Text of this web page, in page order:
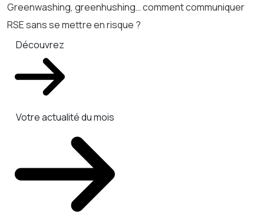
Greenwashing, greenhushing… comment communiquer
RSE sans se mettre en risque ?
Découvrez
Votre actualité du mois